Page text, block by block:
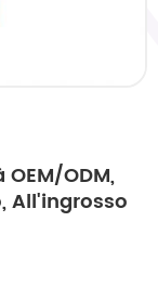
ODM,
All'ingrosso